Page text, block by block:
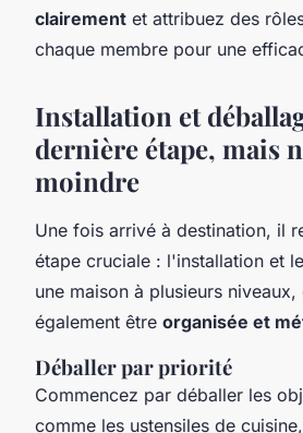
clairement et attribuez des
chaque membre pour une
Installation et
dernière étape, mais
moindre
Une fois arrivé à destination, il
étape cruciale : l'installation et
une maison à plusieurs
également être organisée et
Déballer par priorité
Commencez par déballer les
comme les ustensiles de